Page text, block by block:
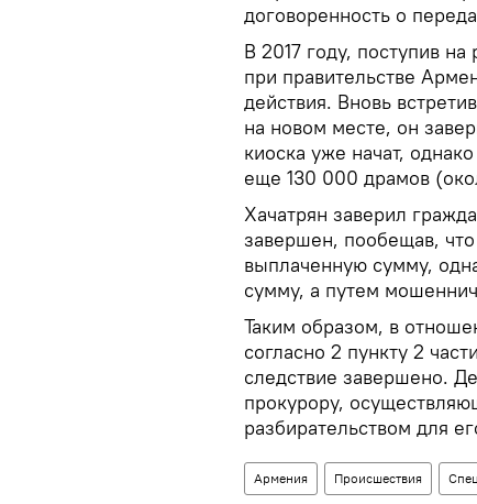
договоренность о
В 2017 году, поступив
при правительстве
действия. Вновь
на новом месте, он
киоска уже начат,
еще 130 000 драмов
Хачатрян заверил
завершен, пообещав,
выплаченную сумму,
сумму, а путем
Таким образом, в
согласно 2 пункту 2
следствие завершено.
прокурору,
разбирательством для
Армения Происшествия